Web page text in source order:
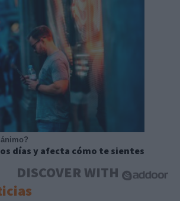
días y afecta cómo te sientes
DISCOVER WITH